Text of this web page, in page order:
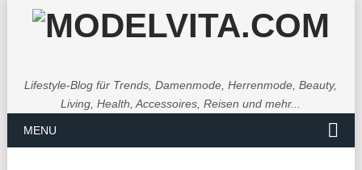
Lifestyle-Blog für Trends, Damenmode, Herrenmode, Beauty,
Living, Health, Accessoires, Reisen und mehr...
MENU